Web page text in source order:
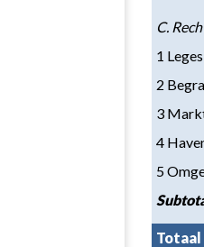
C.
1
2
3
4
5
Totaal